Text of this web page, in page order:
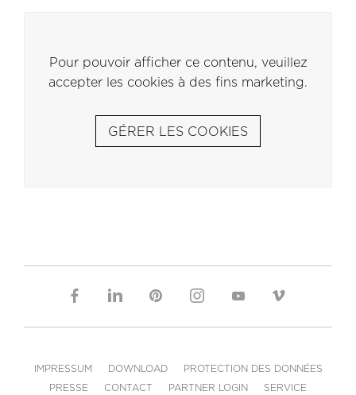
Pour pouvoir afficher ce contenu, veuillez
accepter les cookies à des fins marketing.
GÉRER LES COOKIES
IMPRESSUM DOWNLOAD
PROTECTION DES DONNÉES
PRESSE
CONTACT PARTNER LOGIN SERVICE